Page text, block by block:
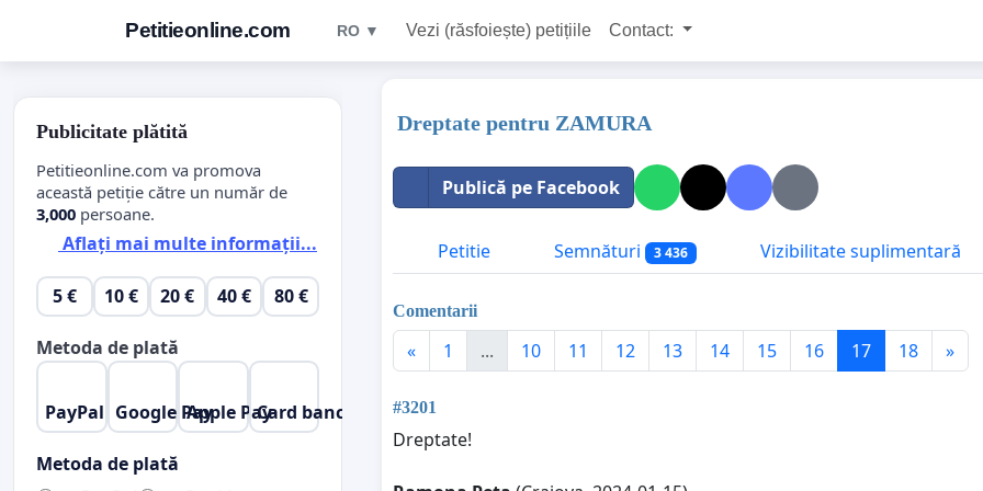
Petitieonline.com RO ▼ Vezi (răsfoiește) petițiile Contact:
Dreptate pentru ZAMURA
Publică pe Facebook
Petitie Semnături 3 436 Vizibilitate suplimentară
Comentarii
« 1 ... 10 11 12 13 14 15 16 17 18 »
#3201
Dreptate!
Publicitate plătită
Petitieonline.com va promova
această petiție către un număr de
3,000 persoane.
Aflați mai multe informații...
5 € 10 € 20 € 40 € 80 €
Metoda de plată
PayPal Google PayApple PayCard bancar
Metoda de plată